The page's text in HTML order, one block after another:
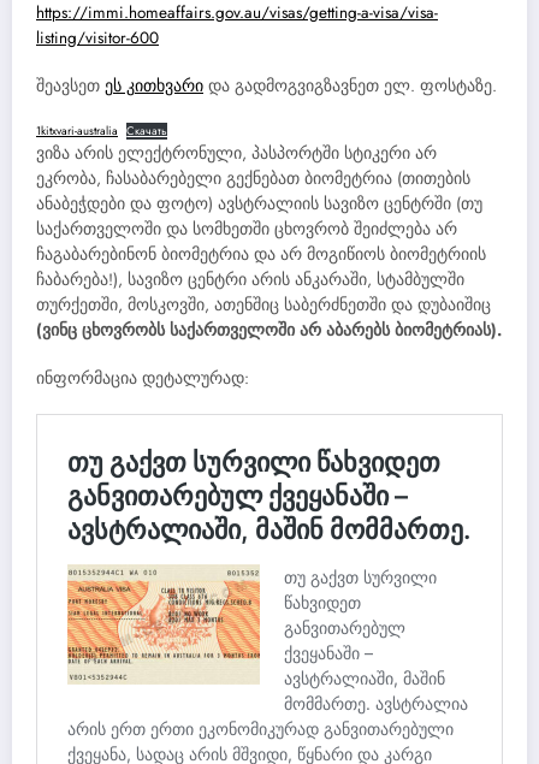
https://immi.homeaffairs.gov.au/visas/getting-a-visa/visa-
listing/visitor-600
შეავსეთ ეს კითხვარი და გადმოგვიგზავნეთ ელ. ფოსტაზე.
1kitxvari-australia Скачать
ვიზა არის ელექტრონული, პასპორტში სტიკერი არ
ეკრობა, ჩასაბარებელი გექნებათ ბიომეტრია (თითების
ანაბეჭდები და ფოტო) ავსტრალიის სავიზო ცენტრში (თუ
საქართველოში და სომხეთში ცხოვრობ შეიძლება არ
ჩაგაბარებინონ ბიომეტრია და არ მოგიწიოს ბიომეტრიის
ჩაბარება!), სავიზო ცენტრი არის ანკარაში, სტამბულში
თურქეთში, მოსკოვში, ათენშიც საბერძნეთში და დუბაიშიც
(ვინც ცხოვრობს საქართველოში არ აბარებს ბიომეტრიას).
ინფორმაცია დეტალურად: